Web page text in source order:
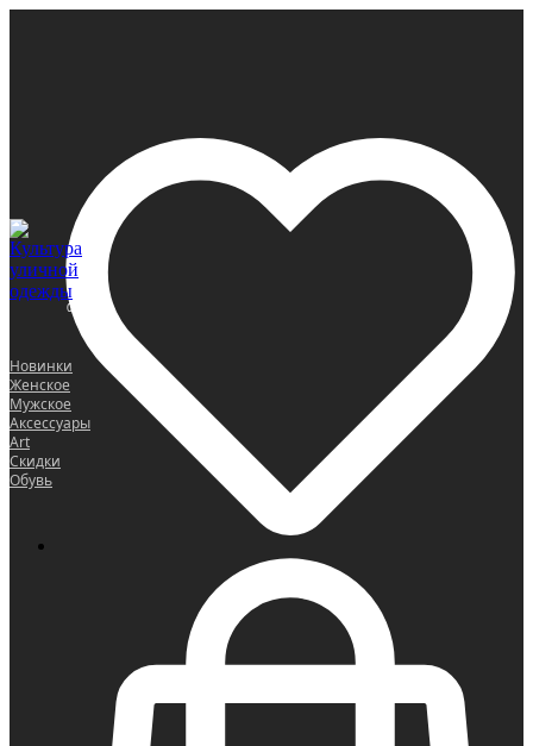
0
Новинки
Женское
Мужское
Аксессуары
Art
Скидки
Обувь